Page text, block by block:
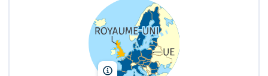
Francetvinfo/DR